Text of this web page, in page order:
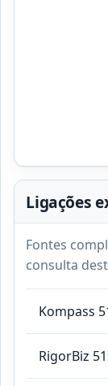
Ligações
Fontes
consulta
Kompass
RigorBiz